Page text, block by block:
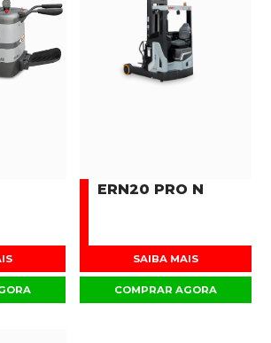
ERN20 PRO N
SAIBA MAIS
COMPRAR AGORA